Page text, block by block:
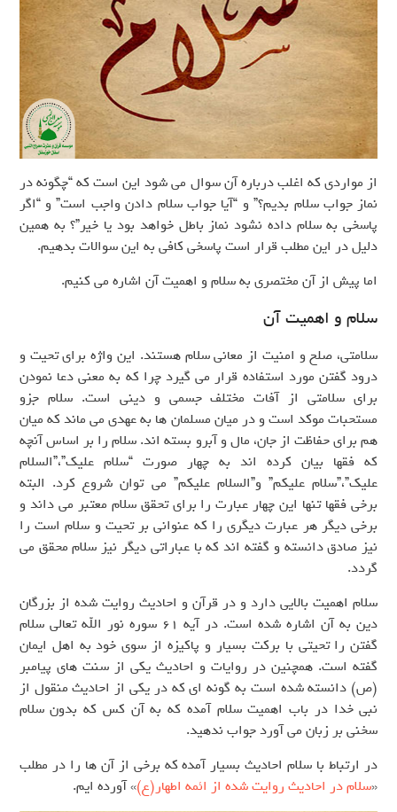
از مواردی که اغلب درباره آن سوال می شود این است که “چگونه در
نماز جواب سلام بدیم؟” و “آیا جواب سلام دادن واجب است” و “اگر
پاسخی به سلام داده نشود نماز باطل خواهد بود یا خیر”؟ به همین
دلیل در این مطلب قرار است پاسخی کافی به این سوالات بدهیم.
اما پیش از آن مختصری به سلام و اهمیت آن اشاره می کنیم.
سلام و اهمیت آن
سلامتی، صلح و امنیت از معانی سلام هستند. این واژه برای تحیت و
درود گفتن مورد استفاده قرار می گیرد چرا که به معنی دعا نمودن
برای سلامتی از آفات مختلف جسمی و دینی است. سلام جزو
مستحبات موکد است و در میان مسلمان ها به عهدی می ماند که میان
هم برای حفاظت از جان، مال و آبرو بسته اند. سلام را بر اساس آنچه
که فقها بیان کرده اند به چهار صورت “سلام علیک”،”السلام
علیک”،”سلام علیکم” و”السلام علیکم” می توان شروع کرد. البته
برخی فقها تنها این چهار عبارت را برای تحقق سلام معتبر می داند و
برخی دیگر هر عبارت دیگری را که عنوانی بر تحیت و سلام است را
نیز صادق دانسته و گفته اند که با عباراتی دیگر نیز سلام محقق می
گردد.
سلام اهمیت بالایی دارد و در قرآن و احادیث روایت شده از بزرگان
دین به آن اشاره شده است. در آیه 61 سوره نور الله تعالی سلام
گفتن را تحیتی با برکت بسیار و پاکیزه از سوی خود به اهل ایمان
گفته است. همچنین در روایات و احادیث یکی از سنت های پیامبر
(ص) دانسته شده است به گونه ای که در یکی از احادیث منقول از
نبی خدا در باب اهمیت سلام آمده که به آن کس که بدون سلام
سخنی بر زبان می آورد جواب ندهید.
در ارتباط با سلام احادیث بسیار آمده که برخی از آن ها را در مطلب
«سلام در احادیث روایت شده از ائمه اطهار(ع)» آورده ایم.